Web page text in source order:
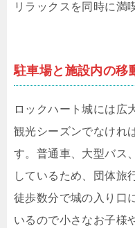
リラックスを同時に満
駐車場と施設内の移
ロックハート城には広
観光シーズンでなけれ
す。普通車、大型バス
しているため、団体旅
徒歩数分で城の入り口
いるので小さなお子様